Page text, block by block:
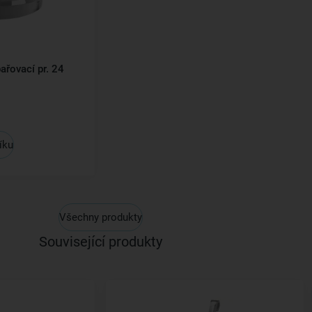
pr. 24
Všechny produkty
Související produkty